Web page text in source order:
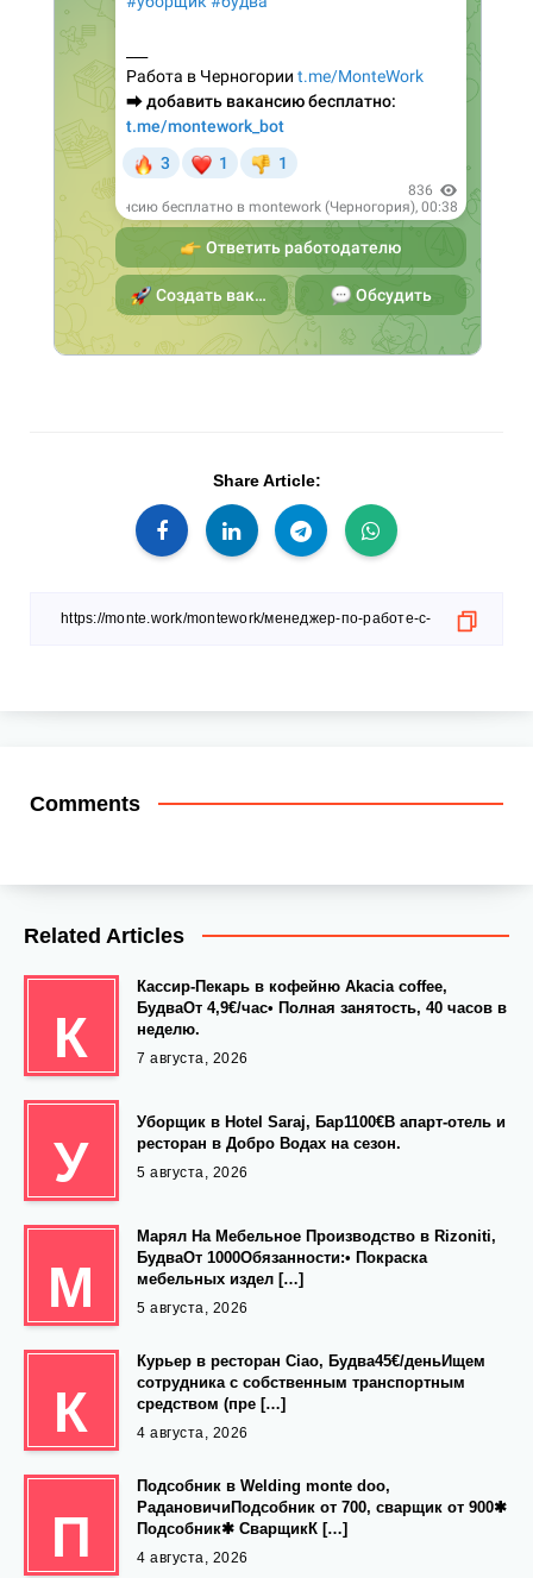
Share Article:
Comments
Related Articles
К
Кассир-Пекарь в кофейню Akacia coffee,
БудваОт 4,9€/час• Полная занятость, 40 часов в
неделю.
7 августа, 2026
У
Уборщик в Hotel Saraj, Бар1100€В апарт-отель и
ресторан в Добро Водах на сезон.
5 августа, 2026
М
Марял На Мебельное Производство в Rizoniti,
БудваОт 1000Обязанности:• Покраска
мебельных издел […]
5 августа, 2026
К
Курьер в ресторан Ciao, Будва45€/деньИщем
сотрудника с собственным транспортным
средством (пре […]
4 августа, 2026
П
Подсобник в Welding monte doo,
РадановичиПодсобник от 700, сварщик от 900✱
Подсобник✱ СварщикК […]
4 августа, 2026